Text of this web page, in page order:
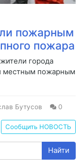
пожарным
пожара
города
местным пожарным
Бутусов 0
Сообщить НОВОСТЬ
Найти